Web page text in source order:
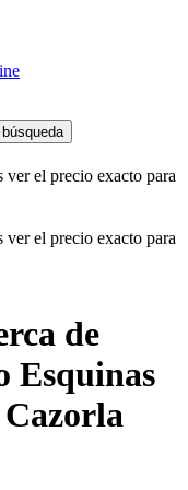
ver el precio exacto para
ver el precio exacto para
de
Esquinas